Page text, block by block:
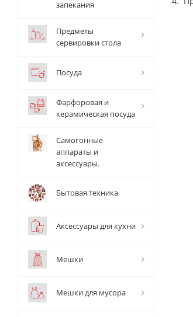
запекания
Предметы
сервировки стола
Посуда
Фарфоровая и
керамическая посуда
Самогонные
аппараты и
аксессуары.
Бытовая техника
Аксессуары для кухни
Мешки
Мешки для мусора